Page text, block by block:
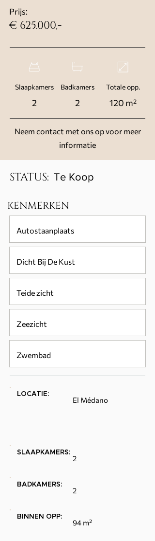
Prijs:
€ 625.000,-
Slaapkamers Badkamers
2 2
Totale opp.
120 m²
Neem contact met ons op voor meer
informatie
STATUS: Te Koop
KENMERKEN
Autostaanplaats
Dicht Bij De Kust
Teide zicht
Zeezicht
Zwembad
LOCATIE:
El Médano
SLAAPKAMERS:
2
BADKAMERS:
2
BINNEN OPP:
94 m²